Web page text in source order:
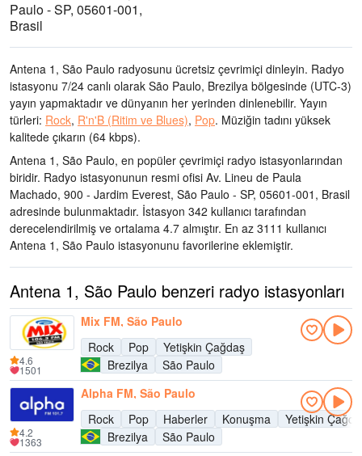
Paulo - SP, 05601-001,
Brasil
Antena 1, São Paulo radyosunu ücretsiz çevrimiçi dinleyin. Radyo
istasyonu 7/24 canlı olarak São Paulo, Brezilya bölgesinde (UTC-3)
yayın yapmaktadır ve dünyanın her yerinden dinlenebilir. Yayın
türleri: Rock, R'n'B (Ritim ve Blues), Pop. Müziğin tadını yüksek
kalitede çıkarın (64 kbps).
Antena 1, São Paulo, en popüler çevrimiçi radyo istasyonlarından
biridir. Radyo istasyonunun resmi ofisi Av. Lineu de Paula
Machado, 900 - Jardim Everest, São Paulo - SP, 05601-001, Brasil
adresinde bulunmaktadır. İstasyon 342 kullanıcı tarafından
derecelendirilmiş ve ortalama 4.7 almıştır. En az 3111 kullanıcı
Antena 1, São Paulo istasyonunu favorilerine eklemiştir.
Antena 1, São Paulo benzeri radyo istasyonları
Mix FM, São Paulo
Rock
Pop
Yetişkin Çağdaş
Brezilya
São Paulo
4.6
1501
Alpha FM, São Paulo
Rock
Pop Haberler Konuşma
Yetişkin
Brezilya
São Paulo
4.2
1363